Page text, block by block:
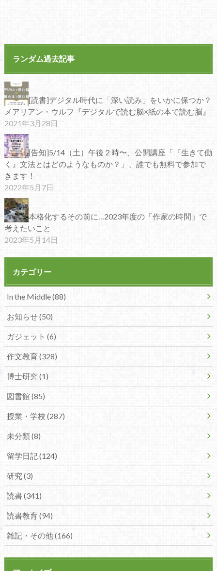
ランダム過去記事
[読書]デジタル時代に「深い読み」をいかに保つか？
メアリアン・ウルフ『デジタルで読む脳×紙の本で読む脳』
2021年3月28日
[告知]5/14（土）午後２時〜、公開講座「『生きて働
く』文法とはどのようなものか？」、誰でも無料で参加で
きます！
2022年5月7日
本格化するその前に…2023年度の「作家の時間」で
考えたいこと
2023年5月14日
カテゴリー
In the Middle (88)
お知らせ (50)
ガジェット (6)
作文教育 (328)
博士研究 (1)
図書館 (85)
授業・学校 (287)
未分類 (8)
留学日記 (124)
研究 (3)
読書 (341)
読書教育 (94)
雑記・その他 (166)